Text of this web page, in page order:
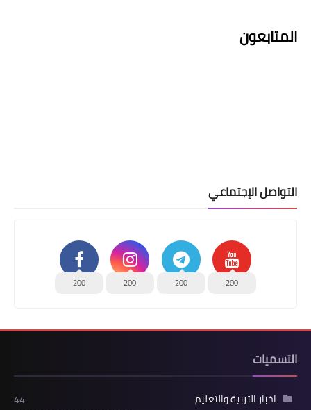
المتابعون
التواصل الإجتماعي
200
200
200
200
التسميات
اخبار التربية والتعليم
44